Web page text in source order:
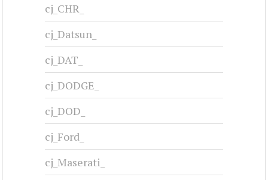
cj_CHR_
cj_Datsun_
cj_DAT_
cj_DODGE_
cj_DOD_
cj_Ford_
cj_Maserati_